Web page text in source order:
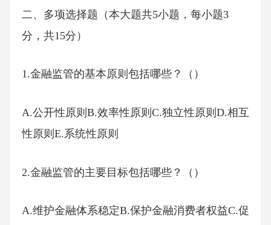
二、多项选择题（本大题共5小题，每小题3
分，共15分）
1.金融监管的基本原则包括哪些？（）
A.公开性原则B.效率性原则C.独立性原则D.相互
性原则E.系统性原则
2.金融监管的主要目标包括哪些？（）
A.维护金融体系稳定B.保护金融消费者权益C.促